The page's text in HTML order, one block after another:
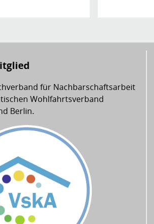
für Nachbarschaftsarbeit
Wohlfahrtsverband
Berlin.